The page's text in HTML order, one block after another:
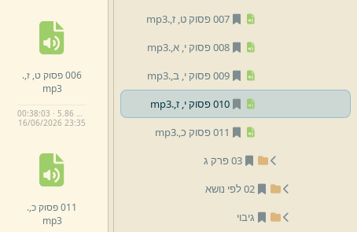
007 פסוק ט,
ז,.
mp3
008 פסוק י,
א,.
mp3
009 פסוק י,
ב,.
mp3
010 פסוק י,
ז,.
mp3
011 פסוק כ,
.
mp3
03 פרק ג
02 לפי נושא
גיבוי
006 פסוק ט, ז,.
mp3
00:38:03 · 5.86 MB
16/06/2026 23:35
011 פסוק כ,
.
mp3